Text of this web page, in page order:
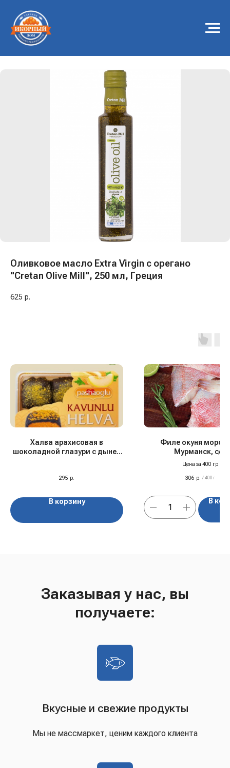
Оливковое масло Extra Virgin с орегано
"Cretan Olive Mill", 250 мл, Греция
625 р.
Халва арахисовая в
шоколадной глазури с дыней
295 р.
В корзину
Филе окуня
Мурманск, с/м
Цена за 400 гр
306 р. / 400 г
В
Заказывая у нас, вы
получаете:
Вкусные и свежие продукты
Мы не массмаркет, ценим каждого клиента